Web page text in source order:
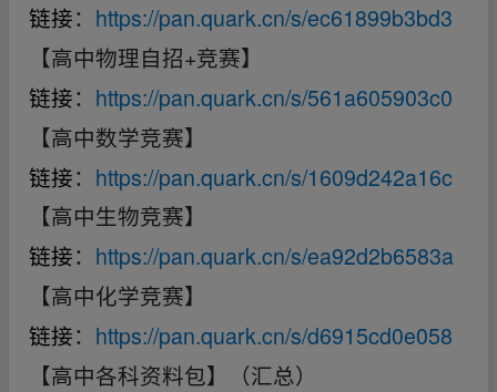
链接： https://pan.quark.cn/s/ec61899b3bd3
【高中物理自招+竞赛】
链接： https://pan.quark.cn/s/561a605903c0
【高中数学竞赛】
链接： https://pan.quark.cn/s/1609d242a16c
【高中生物竞赛】
链接： https://pan.quark.cn/s/ea92d2b6583a
【高中化学竞赛】
链接： https://pan.quark.cn/s/d6915cd0e058
【高中各科资料包】（汇总）